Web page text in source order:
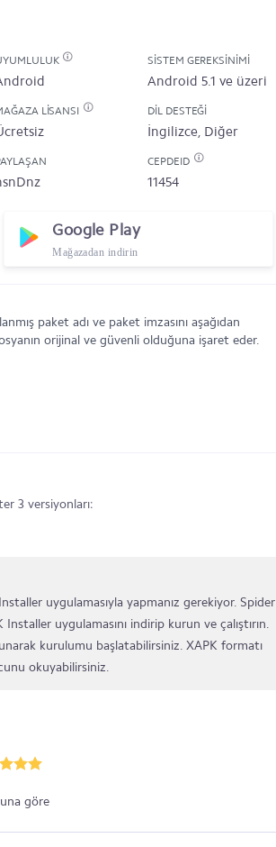
SISTEM GEREKSINIMI
Android 5.1 ve üzeri
LISANSI DIL DESTEĞI
İngilizce, Diğer
CEPDEID
11454
Google Play
Mağazadan indirin
paket adı ve paket imzasını aşağıdan
orijinal ve güvenli olduğuna işaret eder.
3 versiyonları:
uygulamasıyla yapmanız gerekiyor. Spider
Installer uygulamasını indirip kurun ve çalıştırın.
kurulumu başlatabilirsiniz. XAPK formatı
okuyabilirsiniz.
göre